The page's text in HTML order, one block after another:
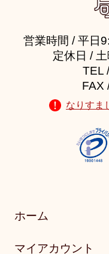
営業時間 / 平日
定休日 /
TEL
FAX
なりすま
ホーム
マイアカウント